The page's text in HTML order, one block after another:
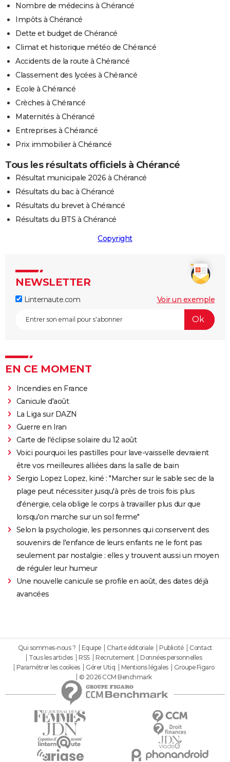
Nombre de médecins à Chérancé
Impôts à Chérancé
Dette et budget de Chérancé
Climat et historique météo de Chérancé
Accidents de la route à Chérancé
Classement des lycées à Chérancé
Ecole à Chérancé
Crèches à Chérancé
Maternités à Chérancé
Entreprises à Chérancé
Prix immobilier à Chérancé
Tous les résultats officiels à Chérancé
Résultat municipale 2026 à Chérancé
Résultats du bac à Chérancé
Résultats du brevet à Chérancé
Résultats du BTS à Chérancé
Copyright
NEWSLETTER
Linternaute.com Voir un exemple
EN CE MOMENT
Incendies en France
Canicule d'août
La Liga sur DAZN
Guerre en Iran
Carte de l'éclipse solaire du 12 août
Voici pourquoi les pastilles pour lave-vaisselle devraient
être vos meilleures alliées dans la salle de bain
Sergio Lopez Lopez, kiné : "Marcher sur le sable sec de la
plage peut nécessiter jusqu'à près de trois fois plus
d'énergie, cela oblige le corps à travailler plus dur que
lorsqu'on marche sur un sol ferme"
Selon la psychologie, les personnes qui conservent des
souvenirs de l'enfance de leurs enfants ne le font pas
seulement par nostalgie : elles y trouvent aussi un moyen
de réguler leur humeur
Une nouvelle canicule se profile en août, des dates déjà
avancées
Qui sommes-nous ? Equipe Charte éditoriale Publicité
Contact
Tous les articles
RSS Recrutement
Données personnelles
Paramétrer les cookies
Gérer Utiq Mentions légales
Groupe Figaro
© 2026 CCM Benchmark